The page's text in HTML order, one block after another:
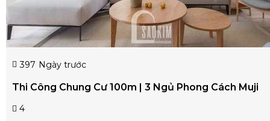
397 Ngày trước
Thi Công Chung Cư 100m | 3 Ngủ Phong Cách Muji
4